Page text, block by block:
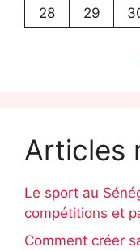
28
29
Articles
Le sport au
compétitions et
Comment créer